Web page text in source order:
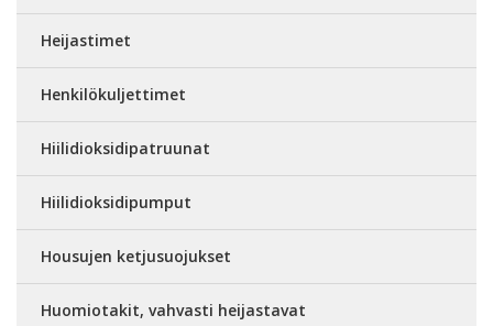
Heijastimet
Henkilökuljettimet
Hiilidioksidipatruunat
Hiilidioksidipumput
Housujen ketjusuojukset
Huomiotakit, vahvasti heijastavat